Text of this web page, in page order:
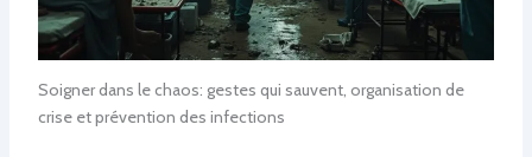
Soigner dans le chaos: gestes qui sauvent, organisation de
crise et prévention des infections